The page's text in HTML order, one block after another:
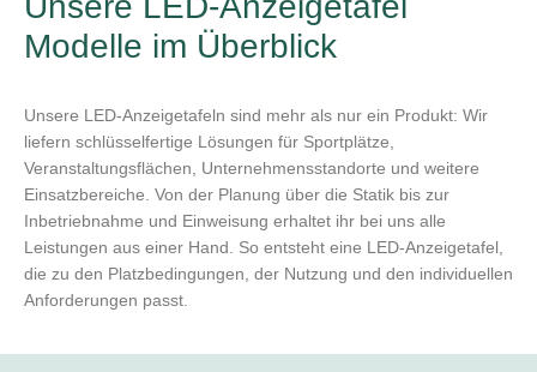
Modelle im Überblick
Unsere LED-Anzeigetafeln sind mehr als nur ein Produkt: Wir
liefern schlüsselfertige Lösungen für Sportplätze,
Veranstaltungsflächen, Unternehmensstandorte und weitere
Einsatzbereiche. Von der Planung über die Statik bis zur
Inbetriebnahme und Einweisung erhaltet ihr bei uns alle
Leistungen aus einer Hand. So entsteht eine LED-Anzeigetafel,
die zu den Platzbedingungen, der Nutzung und den individuellen
Anforderungen passt.